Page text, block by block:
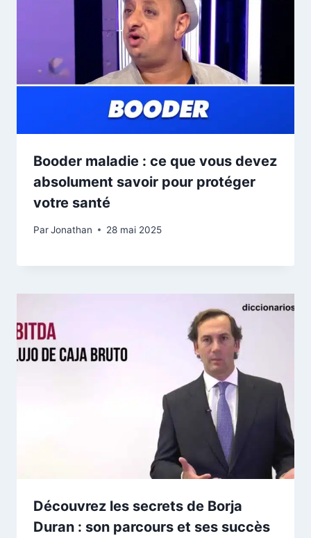
Booder maladie : ce que vous devez
absolument savoir pour protéger
votre santé
ParJonathan 28 mai 2025
Découvrez les secrets de Borja
Duran : son parcours et ses succès